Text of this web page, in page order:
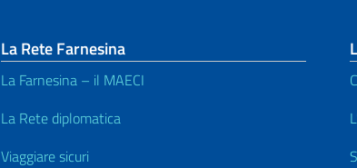
La Rete Farnesina
La Farnesina – il MAECI
La Rete diplomatica
Viaggiare sicuri